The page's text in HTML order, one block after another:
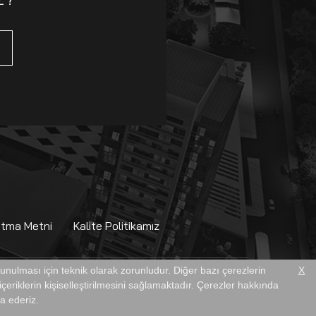
Metni Kalite Politikamız
X
için teknik olarak zorunludur. Diğer bazı çerezlerin
kişiselleştirilmesini sağlamaktadır. Çerezler hakkında
ederiz.